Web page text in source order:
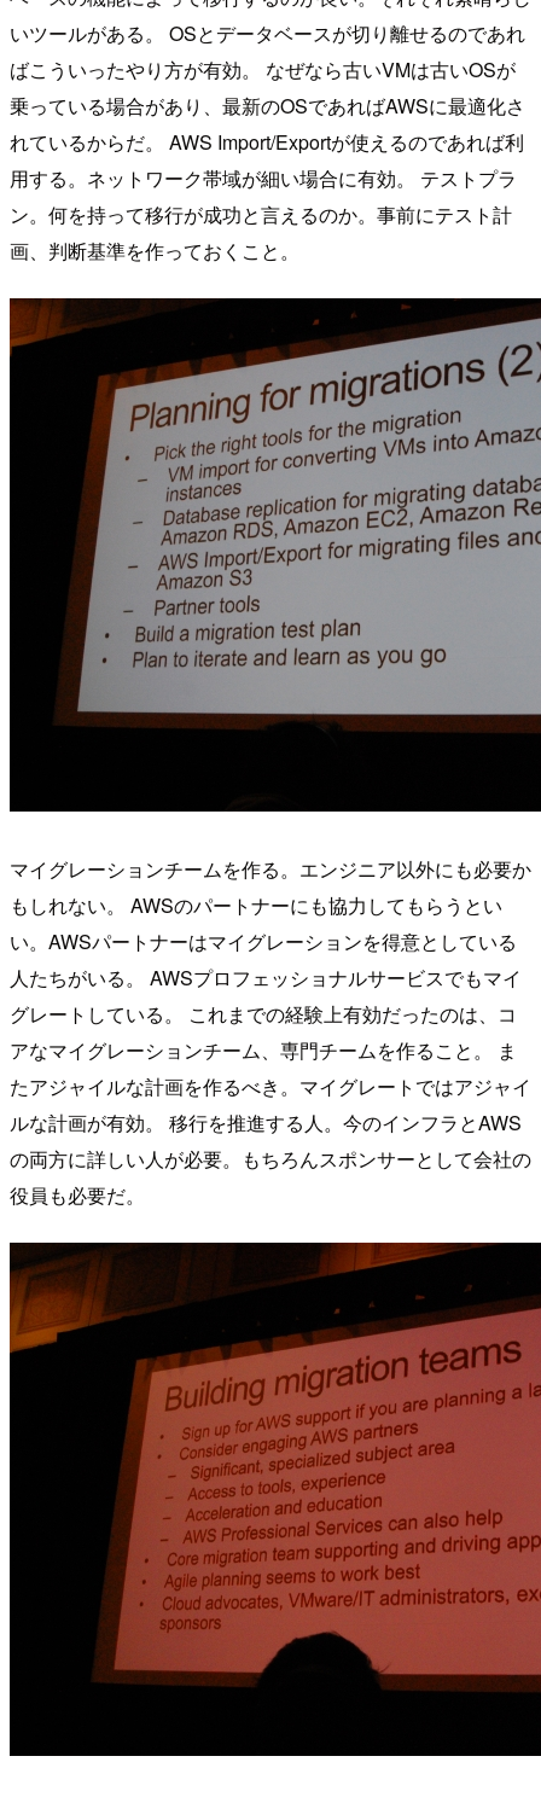
いツールがある。 OSとデータベースが切り離せるのであれ
ばこういったやり方が有効。 なぜなら古いVMは古いOSが
乗っている場合があり、最新のOSであればAWSに最適化さ
れているからだ。 AWS Import/Exportが使えるのであれば利
用する。ネットワーク帯域が細い場合に有効。 テストプラ
ン。何を持って移行が成功と言えるのか。事前にテスト計
画、判断基準を作っておくこと。
マイグレーションチームを作る。エンジニア以外にも必要か
もしれない。 AWSのパートナーにも協力してもらうとい
い。AWSパートナーはマイグレーションを得意としている
人たちがいる。 AWSプロフェッショナルサービスでもマイ
グレートしている。 これまでの経験上有効だったのは、コ
アなマイグレーションチーム、専門チームを作ること。 ま
たアジャイルな計画を作るべき。マイグレートではアジャイ
ルな計画が有効。 移行を推進する人。今のインフラとAWS
の両方に詳しい人が必要。もちろんスポンサーとして会社の
役員も必要だ。